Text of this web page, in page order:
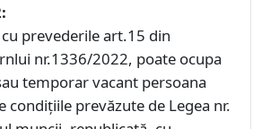
prevederile art.15 din
nr.1336/2022, poate ocupa
temporar vacant persoana
condițiile prevăzute de Legea nr.